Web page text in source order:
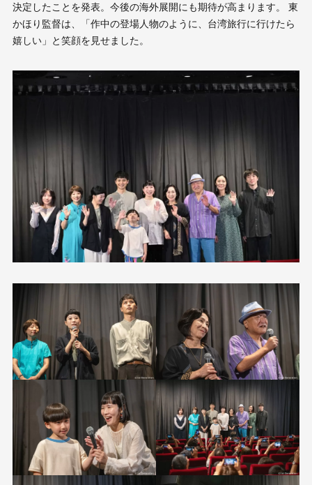
決定したことを発表。今後の海外展開にも期待が高まります。 東
かほり監督は、「作中の登場人物のように、台湾旅行に行けたら
嬉しい」と笑顔を見せました。